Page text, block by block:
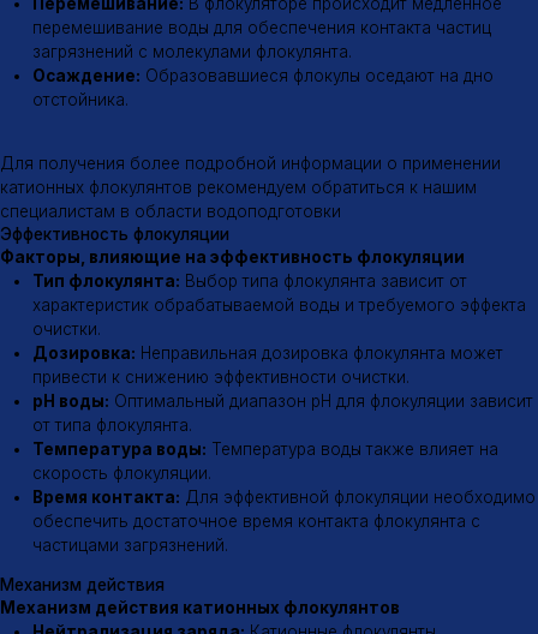
Флокулообразование:В результате образуются крупные
хлопья (флокулы), которые легко оседают на дно.
Область применения
Области применения катионных флокулянтов
Очистка питьевой воды
Очистка сточных вод
Производство бумаги
Обработка минералов
Телефон
↑
8 (800) 600-12-07
tradeaflock@gmail.com
г. Казань, ул.
Майкопская 2, корп. 1
Поставка флокулянтов
ООО «МИК»
Меню
Каталог
Анионные флокулянты